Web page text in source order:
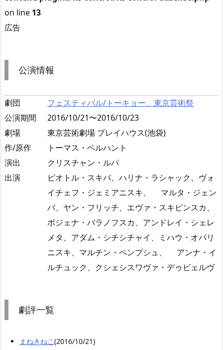
on line 13
広告
公演情報
劇団
フェスティバル/トーキョー、東京芸術祭
公演期間
2016/10/21〜2016/10/23
劇場
東京芸術劇場 プレイハウス(池袋)
作/原作
トーマス・ベルハント
演出
クリスチャン・ルパ
出演
ピオトル・スキバ、ハリナ・ラシャック、ヴォ
イチェフ・ジェミアニスキ、 マルタ・ジェン
バ、ヤン・フリッチ、エヴァ・スキビンスカ、
ボジェナ・バラノフスカ、アンドレイ・シェレ
メタ、アダム・シチシチャイ、ミハウ・オパリ
ニスキ、マルチン・ペンプシュ、 アンナ・イ
ルチュック、クシェシスワヴァ・デゥビェルヴ
劇評一覧
まねきねこ(2016/10/21)